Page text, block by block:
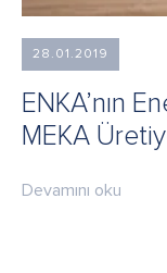
28.01.2019
ENKA’nın
MEKA
Devamını oku